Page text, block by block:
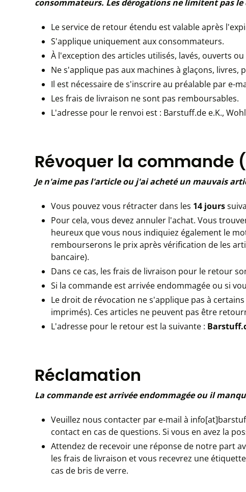
consommateurs. Les dérogations ne limitent pas
Le service de retour étendu est valable après
S'applique uniquement aux consommateurs.
À l'exception des articles utilisés, lavés, ouverts
Ne s'applique pas aux machines à glaçons,
Il est nécessaire de s'inscrire au préalable par e-
Les frais de livraison ne sont pas remboursables.
L'adresse pour le renvoi est : Barstuff.de e.K.,
Révoquer la commande
Je n'aime pas l'article ou j'ai acheté un mauvais
Vous pouvez vous rétracter dans les 14 jours
Pour cela, vous devez annuler l'achat. Vous
heureux que vous nous indiquiez également le
rembourserons le prix après vérification de les
bancaire).
Dans ce cas, les frais de livraison pour le retour
Si la commande est arrivée endommagée ou si
Le droit de révocation ne s'applique pas à
imprimés). Ces articles ne peuvent pas être
L'adresse pour le retour est la suivante :
Réclamation
La commande est arrivée endommagée ou il
Veuillez nous contacter par e-mail à
contact en cas de questions. Si vous en avez la
Attendez de recevoir une réponse de notre part
les frais de livraison et vous recevrez une
cas de bris de verre.